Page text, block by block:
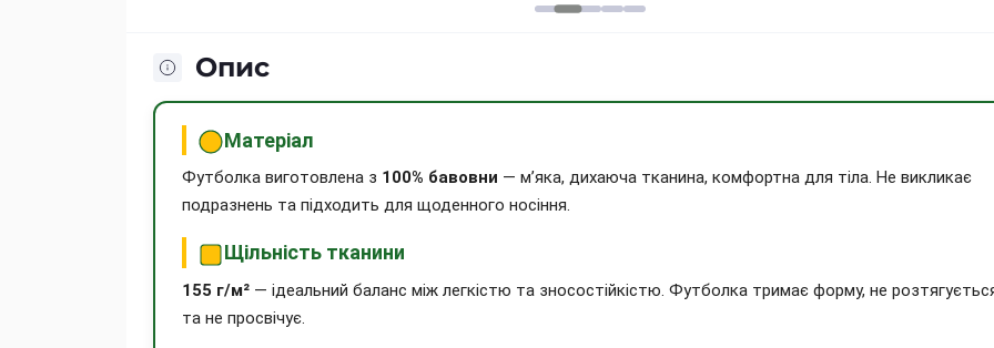
Опис
Матеріал
Футболка виготовлена з 100% бавовни — м’яка, дихаюча тканина, комфортна для тіла. Не викликає
подразнень та підходить для щоденного носіння.
Щільність тканини
155 г/м² — ідеальний баланс між легкістю та зносостійкістю. Футболка тримає форму, не
та не просвічує.